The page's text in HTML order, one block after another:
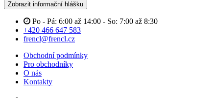
Zobrazit informační hlášku
Po - Pá: 6:00 až 14:00 - So: 7:00 až 8:30
+420 466 647 583
frencl@frencl.cz
Obchodní podmínky
Pro obchodníky
O nás
Kontakty